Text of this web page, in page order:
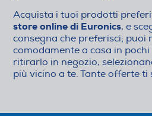
Acquista i tuoi prodotti
store online di Euronics, e
consegna che preferisci; puoi
comodamente a casa in
ritirarlo in negozio,
più vicino a te. Tante offerte